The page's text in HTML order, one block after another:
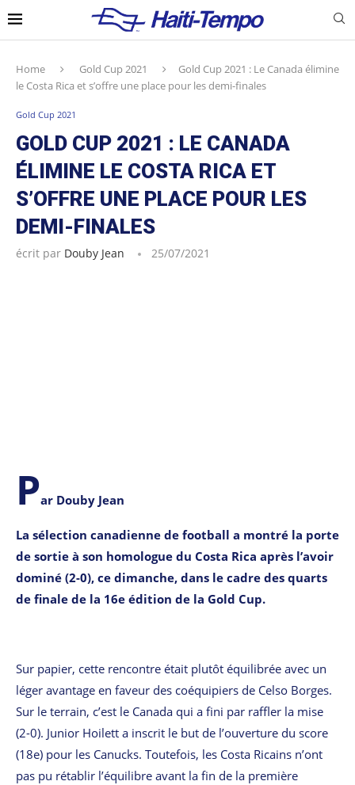
Home Gold Cup 2021
Gold Cup 2021 : Le Canada élimine
le Costa Rica et s’offre une place pour les demi-finales
Gold Cup 2021
GOLD CUP 2021 : LE CANADA
ÉLIMINE LE COSTA RICA ET
S’OFFRE UNE PLACE POUR LES
DEMI-FINALES
écrit par Douby Jean 25/07/2021
Par Douby Jean
La sélection canadienne de football a montré la porte
de sortie à son homologue du Costa Rica après l’avoir
dominé (2-0), ce dimanche, dans le cadre des quarts
de finale de la 16e édition de la Gold Cup.
Sur papier, cette rencontre était plutôt équilibrée avec un
léger avantage en faveur des coéquipiers de Celso Borges.
Sur le terrain, c’est le Canada qui a fini par raffler la mise
(2-0). Junior Hoilett a inscrit le but de l’ouverture du score
(18e) pour les Canucks. Toutefois, les Costa Ricains n’ont
pas pu rétablir l’équilibre avant la fin de la première